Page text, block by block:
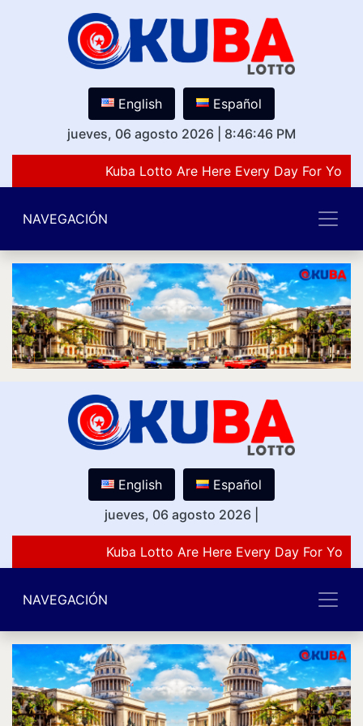
English
Español
jueves, 06 agosto 2026
8:46:46 PM
Kuba Lotto Are Here Every Day For You
NAVEGACIÓN
English
Español
jueves, 06 agosto 2026
Kuba Lotto Are Here Every Day For You
NAVEGACIÓN